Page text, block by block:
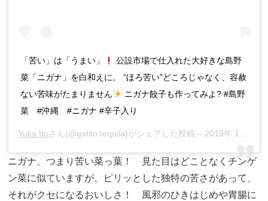
「苦い」は「うまい」
公設市場で仕入れた大好きな島野
菜「ニガナ」を白和えに。 “ほろ苦い”どころじゃなく、容赦
ない苦味がたまりません
ニガナ餃子も作ってみよ? #島野
菜 #沖縄 #ニガナ #辛子入り
Yuka Itoさん(@gatito.tequila)がシェアした投稿 – 2019年 1月月17日午後8時54分PST
ニガナ、つまり苦い菜っ葉！ 見た目はどことなくチンゲ
ン菜に似ていますが、ピリッとした独特の苦さがあって、
それがクセになるおいしさ！ 風邪のひきはじめや胃腸に